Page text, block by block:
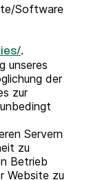
Software
.
unseres
der
zur
Servern
zu
Betrieb
Website zu